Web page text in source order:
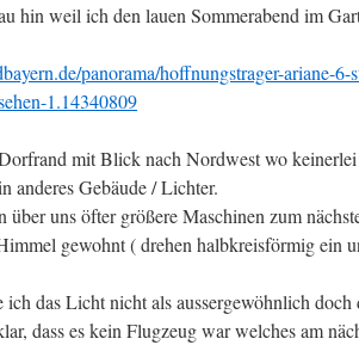
hin weil ich den lauen Sommerabend im
panorama/hoffnungstrager-ariane-
1.14340809
mit Blick nach Nordwest wo
anderes Gebäude / Lichter.
über uns öfter größere Maschinen zum
gewohnt ( drehen halbkreisförmig ein
ich das Licht nicht als aussergewöhnlich doch
dass es kein Flugzeug war welches am